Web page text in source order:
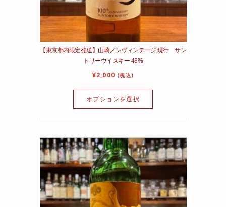
【東京都内限定発送】山崎ノンヴィンテージ 現行 サン
トリーウイスキー 43%
¥2,000 (税込)
オプションを選択